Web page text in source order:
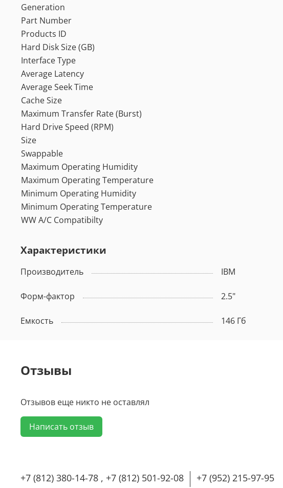
Generation
Part Number
Products ID
Hard Disk Size (GB)
Interface Type
Average Latency
Average Seek Time
Cache Size
Maximum Transfer Rate (Burst)
Hard Drive Speed (RPM)
Size
Swappable
Maximum Operating Humidity
Maximum Operating Temperature
Minimum Operating Humidity
Minimum Operating Temperature
WW A/C Compatibilty
Характеристики
Производитель IBM
Форм-фактор 2.5"
Емкость 146 Гб
Отзывы
Отзывов еще никто не оставлял
Написать отзыв
+7 (812) 380-14-78 , +7 (812) 501-92-08
+7 (952) 215-97-95